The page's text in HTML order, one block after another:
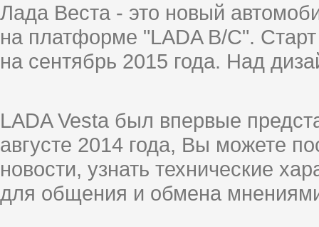
Лада Веста - это новый
на платформе "LADA B/C".
на сентябрь 2015 года. Над
LADA Vesta был впервые
августе 2014 года, Вы можете
новости, узнать технические
для общения и обмена